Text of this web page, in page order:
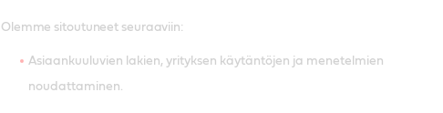
Olemme sitoutuneet seuraaviin:
Asiaankuuluvien lakien, yrityksen käytäntöjen ja menetelmien
noudattaminen.